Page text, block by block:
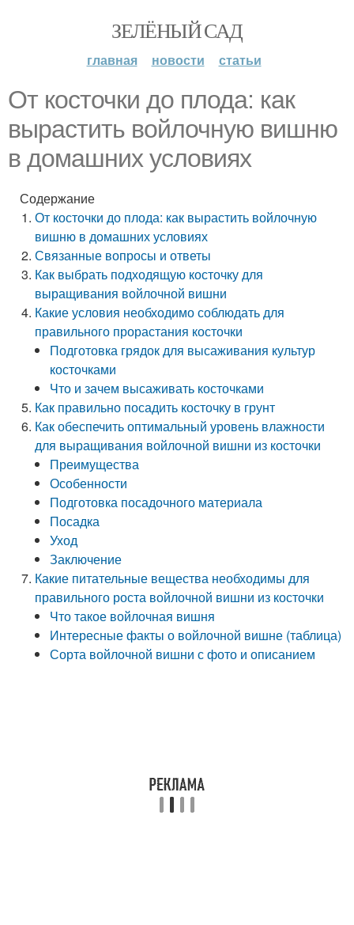
ЗЕЛЁНЫЙ САД
главная новости статьи
От косточки до плода: как
вырастить войлочную вишню
в домашних условиях
Содержание
От косточки до плода: как вырастить войлочную
вишню в домашних условиях
Связанные вопросы и ответы
Как выбрать подходящую косточку для
выращивания войлочной вишни
Какие условия необходимо соблюдать для
правильного прорастания косточки
Подготовка грядок для высаживания культур
косточками
Что и зачем высаживать косточками
Как правильно посадить косточку в грунт
Как обеспечить оптимальный уровень влажности
для выращивания войлочной вишни из косточки
Преимущества
Особенности
Подготовка посадочного материала
Посадка
Уход
Заключение
Какие питательные вещества необходимы для
правильного роста войлочной вишни из косточки
Что такое войлочная вишня
Интересные факты о войлочной вишне (таблица)
Сорта войлочной вишни с фото и описанием